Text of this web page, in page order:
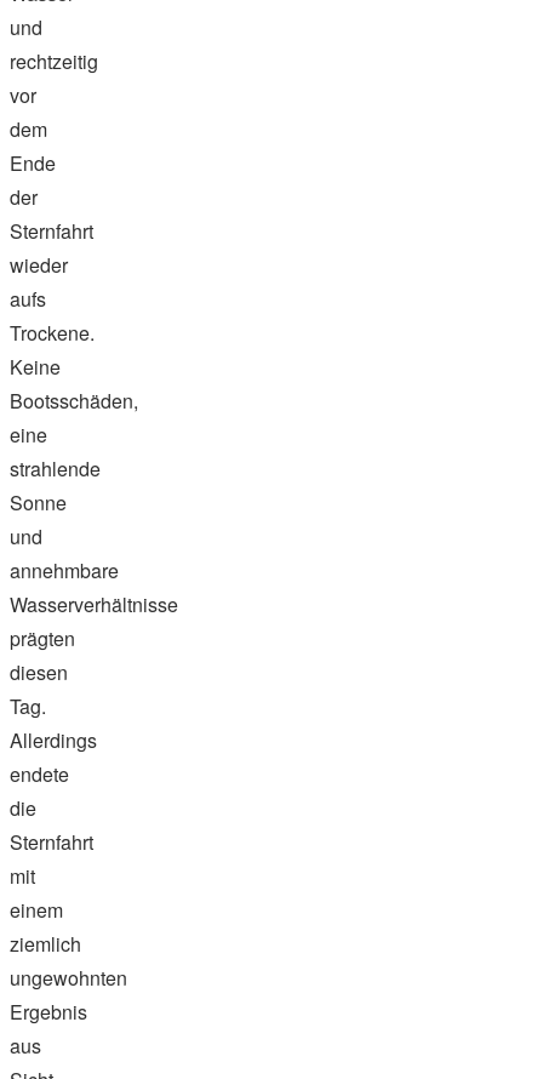
und
rechtzeitig
vor
dem
Ende
der
Sternfahrt
wieder
aufs
Trockene.
Keine
Bootsschäden,
eine
strahlende
Sonne
und
annehmbare
Wasserverhältnisse
prägten
diesen
Tag.
Allerdings
endete
die
Sternfahrt
mit
einem
ziemlich
ungewohnten
Ergebnis
aus